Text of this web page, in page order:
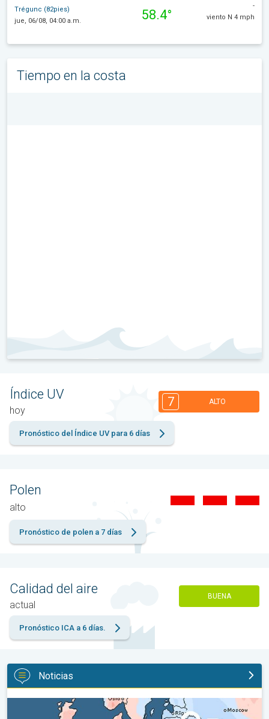
Trégunc (82pies)
jue, 06/08, 04:00 a.m.
58.4°
-
viento N 4 mph
Tiempo en la costa
Índice UV
hoy
7 ALTO
Pronóstico del Índice UV para 6 días
Polen
alto
Pronóstico de polen a 7 días
Calidad del aire
actual
BUENA
Pronóstico ICA a 6 días.
Noticias
Las dos caras de Europa. Contrastes meteorológicos. . .